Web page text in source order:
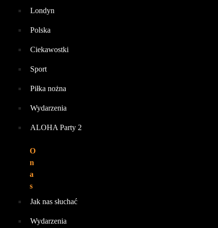
Londyn
Polska
Ciekawostki
Sport
Piłka nożna
Wydarzenia
ALOHA Party 2
O
n
a
s
Jak nas słuchać
Wydarzenia